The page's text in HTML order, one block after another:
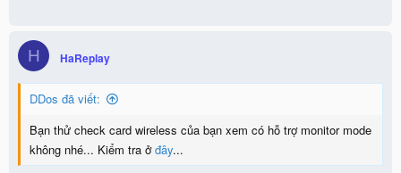
H HaReplay
DDos đã viết:
Bạn thử check card wireless của bạn xem có hỗ trợ monitor mode
không nhé... Kiểm tra ởđây...